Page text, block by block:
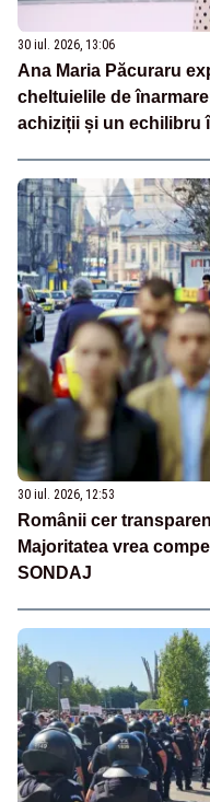
30 iul. 2026, 13:06
Ana Maria Păcuraru
cheltuielile de
achiziții și un echilibru
30 iul. 2026, 12:53
Românii cer
Majoritatea vrea
SONDAJ